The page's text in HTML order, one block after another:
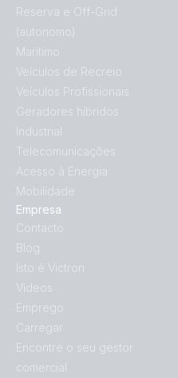
Reserva e Off-Grid
(autonomo)
Marítimo
Veículos de Recreio
Veículos Profissionais
Geradores híbridos
Industrial
Telecomunicações
Acesso à Energia
Mobilidade
Empresa
Contacto
Blog
Isto é Victron
Vídeos
Emprego
Carregar
Encontre o seu gestor
comercial